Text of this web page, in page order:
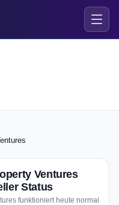
Ventures
Status
funktioniert heute normal